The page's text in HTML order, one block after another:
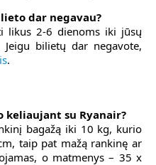
dar negavau?
likus 2-6 dienoms iki jūsų
bilietų dar negavote,
.
keliaujant su Ryanair?
bagažą iki 10 kg, kurio
taip pat mažą rankinę ar
o matmenys – 35 x